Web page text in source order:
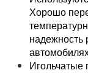
Хорошо
надежность
Игольчатые